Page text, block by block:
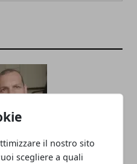
il nostro sito
scegliere a quali